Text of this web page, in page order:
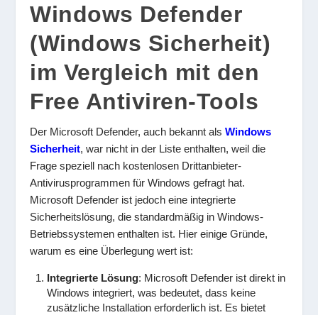
Windows Defender
(Windows Sicherheit)
im Vergleich mit den
Free Antiviren-Tools
Der Microsoft Defender, auch bekannt alsWindows
Sicherheit, war nicht in der Liste enthalten, weil die
Frage speziell nach kostenlosen Drittanbieter-
Antivirusprogrammen für Windows gefragt hat.
Microsoft Defender ist jedoch eine integrierte
Sicherheitslösung, die standardmäßig in Windows-
Betriebssystemen enthalten ist. Hier einige Gründe,
warum es eine Überlegung wert ist:
Integrierte Lösung: Microsoft Defender ist direkt in
Windows integriert, was bedeutet, dass keine
zusätzliche Installation erforderlich ist. Es bietet